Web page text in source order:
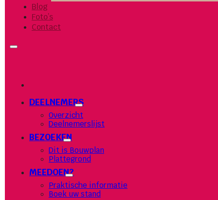
Blog
Foto’s
Contact
DEELNEMERS
Overzicht
Deelnemerslijst
BEZOEKEN
Dit is Bouwplan
Plattegrond
MEEDOEN?
Praktische informatie
Boek uw stand